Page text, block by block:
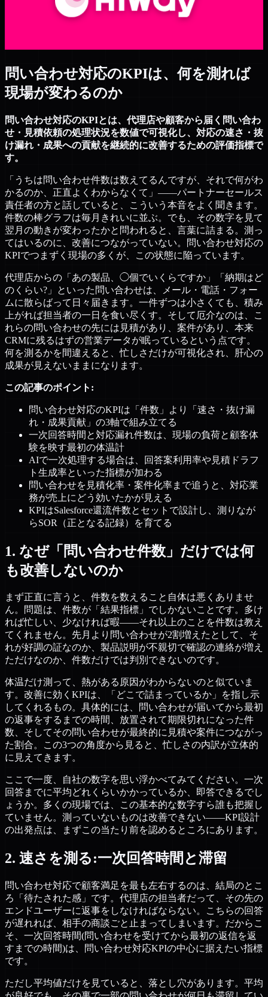
問い合わせ対応のKPIは、何を測れば
現場が変わるのか
問い合わせ対応のKPIとは、代理店や顧客から届く問い合わ
せ・見積依頼の処理状況を数値で可視化し、対応の速さ・抜
け漏れ・成果への貢献を継続的に改善するための評価指標で
す。
「うちは問い合わせ件数は数えてるんですが、それで何がわ
かるのか、正直よくわからなくて」——パートナーセールス
責任者の方と話していると、こういう本音をよく聞きます。
件数の棒グラフは毎月きれいに並ぶ。でも、その数字を見て
翌月の動きが変わったかと問われると、言葉に詰まる。測っ
てはいるのに、改善につながっていない。問い合わせ対応の
KPIでつまずく現場の多くが、この状態に陥っています。
代理店からの「あの製品、◯個でいくらですか」「納期はど
のくらい?」といった問い合わせは、メール・電話・フォー
ムに散らばって日々届きます。一件ずつは小さくても、積み
上がれば担当者の一日を食い尽くす。そして厄介なのは、こ
れらの問い合わせの先には見積があり、案件があり、本来
CRMに残るはずの営業データが眠っているという点です。
何を測るかを間違えると、忙しさだけが可視化され、肝心の
成果が見えないままになります。
この記事のポイント:
問い合わせ対応のKPIは「件数」より「速さ・抜け漏
れ・成果貢献」の3軸で組み立てる
一次回答時間と対応漏れ件数は、現場の負荷と顧客体
験を映す最初の体温計
AIで一次処理する場合は、回答案利用率や見積ドラフ
ト生成率といった指標が加わる
問い合わせを見積化率・案件化率まで追うと、対応業
務が売上にどう効いたかが見える
KPIはSalesforce還流件数とセットで設計し、測りなが
らSOR（正となる記録）を育てる
1. なぜ「問い合わせ件数」だけでは何
も改善しないのか
まず正直に言うと、件数を数えること自体は悪くありませ
ん。問題は、件数が「結果指標」でしかないことです。多け
れば忙しい、少なければ暇——それ以上のことを件数は教え
てくれません。先月より問い合わせが2割増えたとして、そ
れが好調の証なのか、製品説明が不親切で確認の連絡が増え
ただけなのか、件数だけでは判別できないのです。
体温だけ測って、熱がある原因がわからないのと似ていま
す。改善に効くKPIは、「どこで詰まっているか」を指し示
してくれるもの。具体的には、問い合わせが届いてから最初
の返事をするまでの時間、放置されて期限切れになった件
数、そしてその問い合わせが最終的に見積や案件につながっ
た割合。この3つの角度から見ると、忙しさの内訳が立体的
に見えてきます。
ここで一度、自社の数字を思い浮かべてみてください。一次
回答までに平均どれくらいかかっているか、即答できるでし
ょうか。多くの現場では、この基本的な数字すら誰も把握し
ていません。測っていないものは改善できない——KPI設計
の出発点は、まずこの当たり前を認めるところにあります。
2. 速さを測る:一次回答時間と滞留
問い合わせ対応で顧客満足を最も左右するのは、結局のとこ
ろ「待たされた感」です。代理店の担当者だって、その先の
エンドユーザーに返事をしなければならない。こちらの回答
が遅れれば、相手の商談ごと止まってしまいます。だからこ
そ、一次回答時間(問い合わせを受けてから最初の返信を返
すまでの時間)は、問い合わせ対応KPIの中心に据えたい指標
です。
ただし平均値だけを見ていると、落とし穴があります。平均